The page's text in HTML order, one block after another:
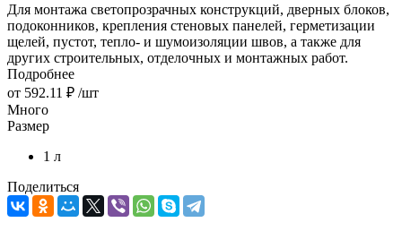
Для монтажа светопрозрачных конструкций, дверных блоков,
подоконников, крепления стеновых панелей, герметизации
щелей, пустот, тепло- и шумоизоляции швов, а также для
других строительных, отделочных и монтажных работ.
Подробнее
от 592.11 ₽ /шт
Много
Размер
1 л
Поделиться